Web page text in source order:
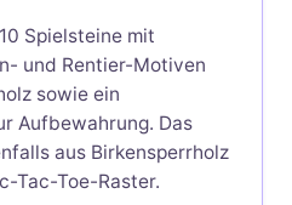
Spielsteine mit
und Rentier-Motiven
sowie ein
Aufbewahrung. Das
aus Birkensperrholz
Tac-Toe-Raster.